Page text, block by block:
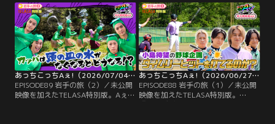
の特産品が描かれたトランプを使
い、ジョーカーを引かなければゲー
ムクリアとなる中、小島は脅威の引
きを見せる！？さらに、手だけを見
て…。
大好物、和歌山ラーメンのお店へ。
ラーメンを堪能した上に、お店から
誕生日プレゼントとして最新ゲーム
機を用意してもらうおもてなしぶり
にメンバーから不満続出！？
あっちこっちAぇ!（2026/07/04放送分）第89話
EPISODE89 岩手の旅（2）／未公開
映像を加えたTELASA特別版。Aぇ!
あっちこっちAぇ!（2026/06/27放送分）第88話
EPISODE88 岩手の旅（1）／未公開
映像を加えたTELASA特別版。
『祝！デビュー2周年特別企画メン